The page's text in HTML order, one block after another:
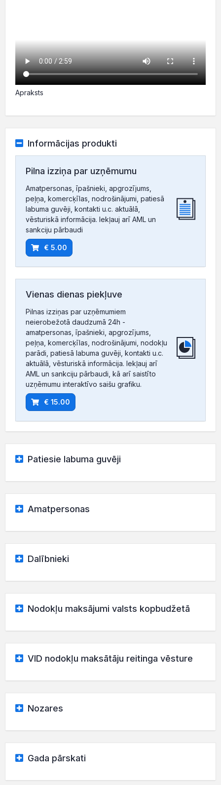
Apraksts
Informācijas produkti
Pilna izziņa par uzņēmumu
Amatpersonas, īpašnieki, apgrozījums,
peļņa, komercķīlas, nodrošinājumi, patiesā
labuma guvēji, kontakti u.c. aktuālā,
vēsturiskā informācija. Iekļauj arī AML un
sankciju pārbaudi
€ 5.00
Vienas dienas piekļuve
Pilnas izziņas par uzņēmumiem
neierobežotā daudzumā 24h -
amatpersonas, īpašnieki, apgrozījums,
peļņa, komercķīlas, nodrošinājumi, nodokļu
parādi, patiesā labuma guvēji, kontakti u.c.
aktuālā, vēsturiskā informācija. Iekļauj arī
AML un sankciju pārbaudi, kā arī saistīto
uzņēmumu interaktīvo saišu grafiku.
€ 15.00
Patiesie labuma guvēji
Amatpersonas
Dalībnieki
Nodokļu maksājumi valsts kopbudžetā
VID nodokļu maksātāju reitinga vēsture
Nozares
Gada pārskati